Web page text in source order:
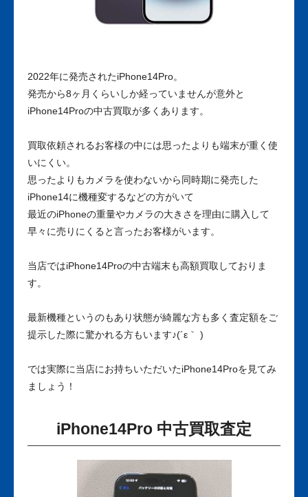
2022年に発売されたiPhone14Pro。
発売から8ヶ月くらいしか経っていませんが意外と
iPhone14Proの中古買取が多くあります。
買取依頼されるお客様の中には思ったよりも端末が重く使
いにくい。
思ったよりもカメラを使わないから同時期に発売した
iPhone14に機種変するなどの方がいて
最近のiPhoneの重量やカメラの大きさを理由に購入して
早々に売りにくると言ったお客様がいます。
当店ではiPhone14Proの中古端末も高額買取しておりま
す。
最新機種というのもあり状態が綺麗な方も多く査定額をご
提示した際に驚かれる方もいます♪(´ε｀ )
では実際に当店にお持ちいただいたiPhone14Proを見てみ
ましょう！
iPhone14Pro 中古買取査定